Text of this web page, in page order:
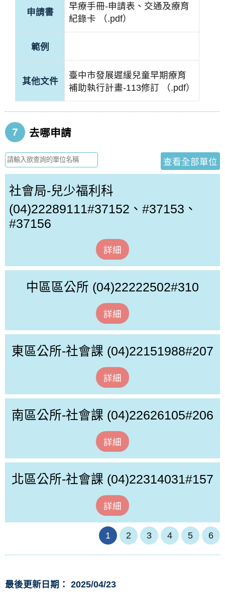
申請書
早療手冊-申請表、交通及療育
紀錄卡 （.pdf）
範例
其他文件
臺中市發展遲緩兒童早期療育
補助執行計畫-113修訂 （.pdf）
7 去哪申請
查看全部單位
社會局-兒少福利科
(04)22289111#37152、#37153、
#37156
詳細
中區區公所 (04)22222502#310
詳細
東區公所-社會課 (04)22151988#207
詳細
南區公所-社會課 (04)22626105#206
詳細
北區公所-社會課 (04)22314031#157
詳細
1 2 3 4 5 6
最後更新日期： 2025/04/23